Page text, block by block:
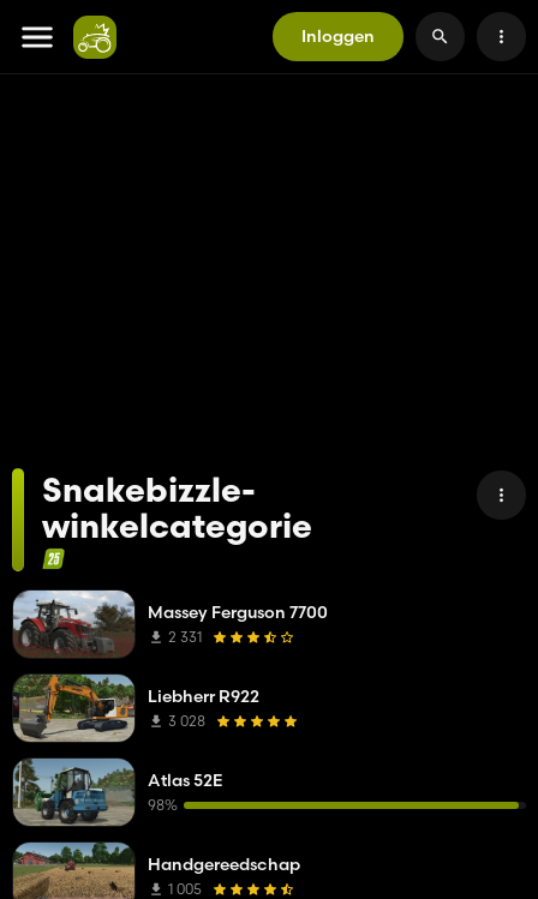
Inloggen
Snakebizzle-
winkelcategorie
Massey Ferguson 7700
2 331
Liebherr R922
3 028
Atlas 52E
98%
Handgereedschap
1 005